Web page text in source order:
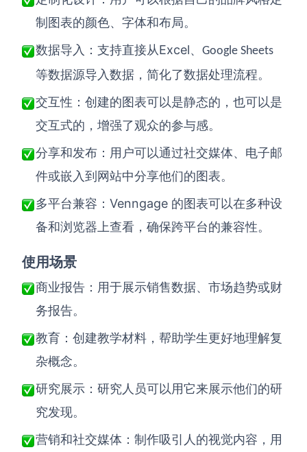
制图表的颜色、字体和布局。
数据导入：支持直接从Excel、 Google Sheets
等数据源导入数据，简化了数据处理流程。
交互性：创建的图表可以是静态的，也可以是
交互式的，增强了观众的参与感。
分享和发布：用户可以通过社交媒体、电子邮
件或嵌入到网站中分享他们的图表。
多平台兼容： Venngage 的图表可以在多种设
备和浏览器上查看，确保跨平台的兼容性。
使用场景
商业报告：用于展示销售数据、市场趋势或财
务报告。
教育：创建教学材料，帮助学生更好地理解复
杂概念。
研究展示：研究人员可以用它来展示他们的研
究发现。
营销和社交媒体：制作吸引人的视觉内容，用